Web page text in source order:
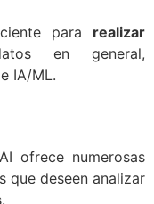
para realizar
en general,
IA/ML.
ofrece numerosas
que deseen analizar